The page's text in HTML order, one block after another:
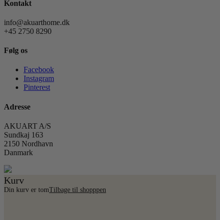
Kontakt
info@akuarthome.dk
+45 2750 8290
Følg os
Facebook
Instagram
Pinterest
Adresse
AKUART A/S
Sundkaj 163
2150 Nordhavn
Danmark
Kurv
Din kurv er tomTilbage til shopppen